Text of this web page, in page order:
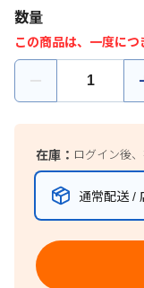
数量
この商品は、一度につ
在庫： ログイン後
通常配送 /